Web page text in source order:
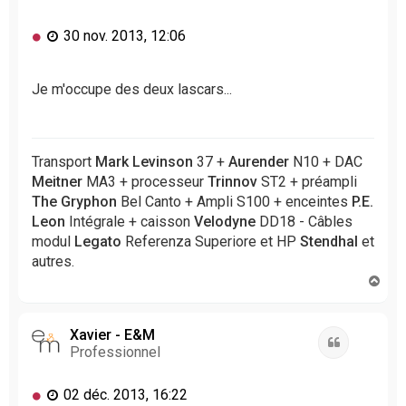
M
s
n
o
n
l
u
30 nov. 2013, 12:06
Je m'occupe des deux lascars...
Transport Mark Levinson 37 + Aurender N10 + DAC
Meitner MA3 + processeur Trinnov ST2 + préampli
The Gryphon Bel Canto + Ampli S100 + enceintes P.E.
Leon Intégrale + caisson Velodyne DD18 - Câbles
modul Legato Referenza Superiore et HP Stendhal et
autres.
Xavier - E&M
Professionnel
M 02 déc. 2013, 16:22